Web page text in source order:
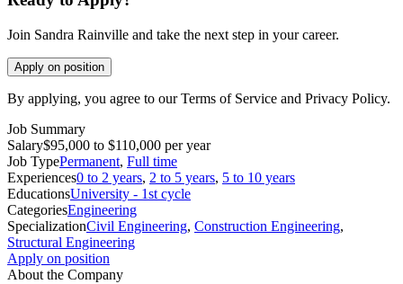
Join Sandra Rainville and take the next step in your career.
Apply on position
By applying, you agree to our Terms of Service and Privacy Policy.
Job Summary
Salary$95,000 to $110,000 per year
Job TypePermanent, Full time
Experiences0 to 2 years, 2 to 5 years, 5 to 10 years
EducationsUniversity - 1st cycle
CategoriesEngineering
SpecializationCivil Engineering, Construction Engineering,
Structural Engineering
Apply on position
About the Company